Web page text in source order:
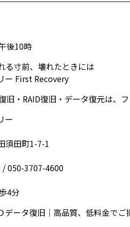
後10時
る寸前、壊れたときには
ー First Recovery
旧・RAID復旧・データ復元は、
ー
須田町1-7-1
050-3707-4600
4分
ータ復旧｜高品質、低料金で